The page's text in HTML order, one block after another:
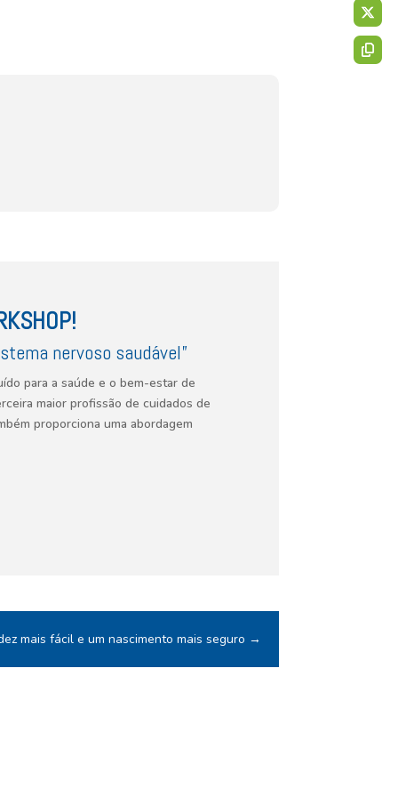
nervoso saudável”
para a saúde e o bem-estar de
maior profissão de cuidados de
proporciona uma abordagem
mais fácil e um nascimento mais seguro →